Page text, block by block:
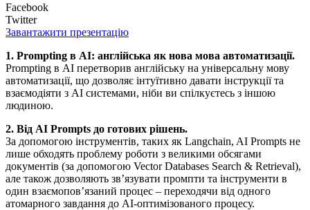
Facebook
Twitter
Завантажити презентацію
1. Prompting в AI: англійська як нова мова автоматизації.
Prompting в AI перетворив англійську на універсальну мову
автоматизації, що дозволяє інтуїтивно давати інструкції та
взаємодіяти з AI системами, ніби ви спілкуєтесь з іншою
людиною.
2. Від AI Prompts до готових рішень.
За допомогою інструментів, таких як Langchain, AI Prompts не
лише обходять проблему роботи з великими обсягами
документів (за допомогою Vector Databases Search & Retrieval),
але також дозволяють зв’язувати промпти та інструменти в
один взаємопов’язаний процес – переходячи від одного
атомарного завдання до AI-оптимізованого процесу.